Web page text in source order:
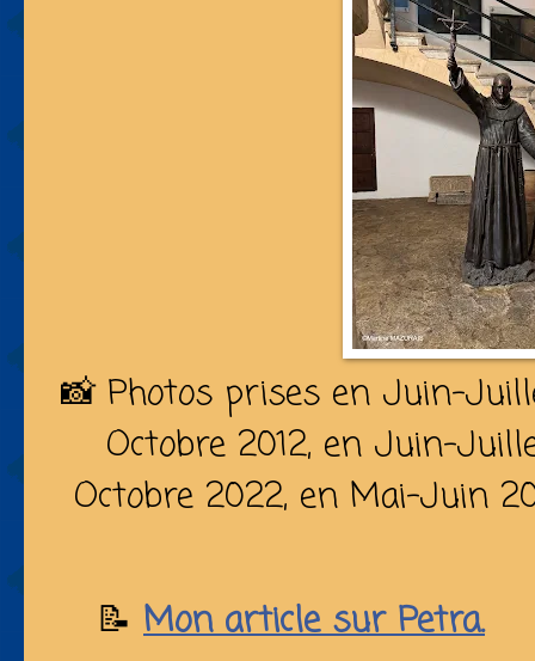
📸 Photos prises en Juin-
Octobre 2012, en Juin-
Octobre 2022, en Mai-Juin
📝 Mon article sur Petra.